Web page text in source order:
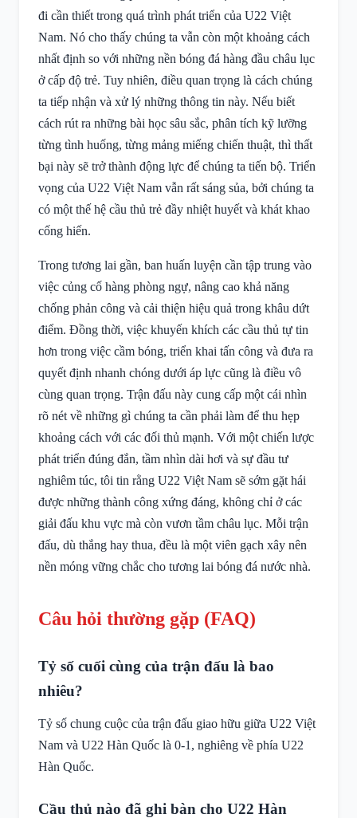
đi cần thiết trong quá trình phát triển của U22 Việt
Nam. Nó cho thấy chúng ta vẫn còn một khoảng cách
nhất định so với những nền bóng đá hàng đầu châu lục
ở cấp độ trẻ. Tuy nhiên, điều quan trọng là cách chúng
ta tiếp nhận và xử lý những thông tin này. Nếu biết
cách rút ra những bài học sâu sắc, phân tích kỹ lưỡng
từng tình huống, từng mảng miếng chiến thuật, thì thất
bại này sẽ trở thành động lực để chúng ta tiến bộ. Triển
vọng của U22 Việt Nam vẫn rất sáng sủa, bởi chúng ta
có một thế hệ cầu thủ trẻ đầy nhiệt huyết và khát khao
cống hiến.
Trong tương lai gần, ban huấn luyện cần tập trung vào
việc củng cố hàng phòng ngự, nâng cao khả năng
chống phản công và cải thiện hiệu quả trong khâu dứt
điểm. Đồng thời, việc khuyến khích các cầu thủ tự tin
hơn trong việc cầm bóng, triển khai tấn công và đưa ra
quyết định nhanh chóng dưới áp lực cũng là điều vô
cùng quan trọng. Trận đấu này cung cấp một cái nhìn
rõ nét về những gì chúng ta cần phải làm để thu hẹp
khoảng cách với các đối thủ mạnh. Với một chiến lược
phát triển đúng đắn, tầm nhìn dài hơi và sự đầu tư
nghiêm túc, tôi tin rằng U22 Việt Nam sẽ sớm gặt hái
được những thành công xứng đáng, không chỉ ở các
giải đấu khu vực mà còn vươn tầm châu lục. Mỗi trận
đấu, dù thắng hay thua, đều là một viên gạch xây nên
nền móng vững chắc cho tương lai bóng đá nước nhà.
Câu hỏi thường gặp (FAQ)
Tỷ số cuối cùng của trận đấu là bao
nhiêu?
Tỷ số chung cuộc của trận đấu giao hữu giữa U22 Việt
Nam và U22 Hàn Quốc là 0-1, nghiêng về phía U22
Hàn Quốc.
Cầu thủ nào đã ghi bàn cho U22 Hàn